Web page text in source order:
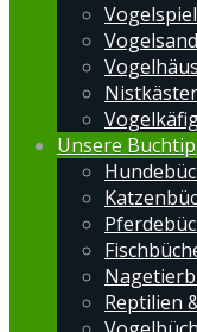
Vogelsand
Unsere
Reptilien